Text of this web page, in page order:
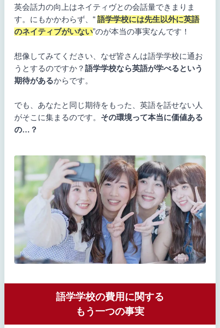
英会話力の向上はネイティヴとの会話量できまりま
す。にもかかわらず、“ 語学学校には先生以外に英語
のネイティブがいない”のが本当の事実なんです！
想像してみてください、なぜ皆さんは語学学校に通お
うとするのですか？ 語学学校なら英語が学べるという
期待があるからです。
でも、あなたと同じ期待をもった、英語を話せない人
がそこに集まるのです。 その環境って本当に価値ある
の…？
語学学校の費用に関する
もう一つの事実